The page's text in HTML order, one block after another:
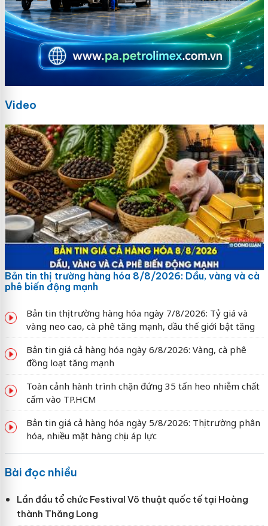
Video
Bản tin thị trường hàng hóa 8/8/2026: Dầu, vàng và cà
phê biến động mạnh
Bản tin thị trường hàng hóa ngày 7/8/2026: Tỷ giá và
vàng neo cao, cà phê tăng mạnh, dầu thế giới bật tăng
Bản tin giá cả hàng hóa ngày 6/8/2026: Vàng, cà phê
đồng loạt tăng mạnh
Toàn cảnh hành trình chặn đứng 35 tấn heo nhiễm chất
cấm vào TP.HCM
Bản tin giá cả hàng hóa ngày 5/8/2026: Thị trường phân
hóa, nhiều mặt hàng chịu áp lực
Bài đọc nhiều
Lần đầu tổ chức Festival Võ thuật quốc tế tại Hoàng
thành Thăng Long